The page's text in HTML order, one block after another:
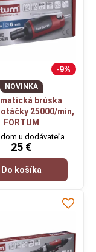
9%
NOVINKA
brúska
25000/min,
FORTUM
u dodávateľa
25 €
Do košíka